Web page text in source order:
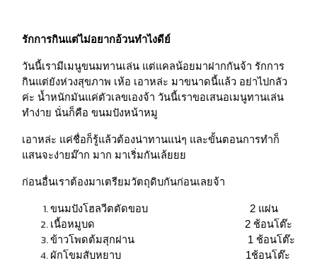
รักการกินแต่ไม่อยากอ้วนทำไงดีย์
วันนี้เรามีเมนูขนมทานเล่น แต่แคลน้อยมาฝากกันจ้า รักการ
กินแต่ยังห่วงสุขภาพ เห้อ เอาหล่ะ มาขนาดนี้แล้ว อย่าไปกลัว
ค่ะ น้ำหนักมันแค่ตัวเลขเองจ้า วันนี้เราขอเสนอเมนูทานเล่น
ทำง่าย นั่นก็คือ ขนมปังหน้าหมู
เอาหล่ะ แค่ชื่อก็รู้แล้วต้องน่าทานแน่ๆ และขั้นตอนการทำก็
แสนจะง่ายม๊าก มาก มาเริ่มกันเล้ยยย
ก่อนอื่นเราต้องมาเตรียมวัตถุดิบกันก่อนเลยจ้า
ขนมปังโฮลวีตตัดขอบ
2 แผ่น
เนื้อหมูบด
2 ช้อนโต๊ะ
ข้าวโพดต้มสุกฝาน
1 ช้อนโต๊ะ
ผักโขมสับหยาบ
1ช้อนโต๊ะ